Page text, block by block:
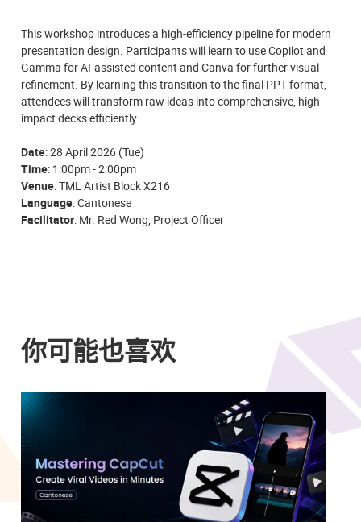
This workshop introduces a high-efficiency pipeline for modern
presentation design. Participants will learn to use Copilot and
Gamma for AI-assisted content and Canva for further visual
refinement. By learning this transition to the final PPT format,
attendees will transform raw ideas into comprehensive, high-
impact decks efficiently.
Date: 28 April 2026 (Tue)
Time: 1:00pm - 2:00pm
Venue: TML Artist Block X216
Language: Cantonese
Facilitator: Mr. Red Wong, Project Officer
你可能也喜欢